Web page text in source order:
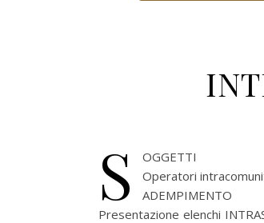
S
OGGETTI
Operatori
ADEMPIMENTO
Presentazione elenchi